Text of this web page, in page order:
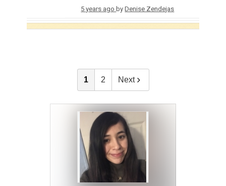
5 years agobyDenise Zendejas
1 2 Next